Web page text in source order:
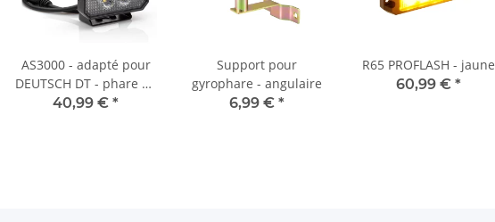
AS3000 - adapté pour
DEUTSCH DT - phare de
travail - câble de 510
40,99 € *
Support pour
gyrophare - angulaire
6,99 € *
R65 PROFLASH - jaune
60,99 € *